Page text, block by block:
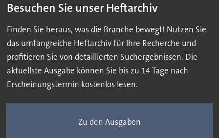
Besuchen Sie unser Heftarchiv
Finden Sie heraus, was die Branche bewegt! Nutzen Sie
das umfangreiche Heftarchiv für Ihre Recherche und
profitieren Sie von detaillierten Suchergebnissen. Die
aktuellste Ausgabe können Sie bis zu 14 Tage nach
Erscheinungstermin kostenlos lesen.
Zu den Ausgaben